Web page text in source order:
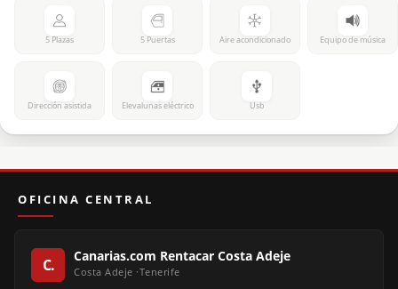
5 Plazas 5 Puertas Aire acondicionado Equipo de música
Dirección asistida Elevalunas eléctrico Usb
OFICINA CENTRAL
Canarias.com Rentacar Costa Adeje